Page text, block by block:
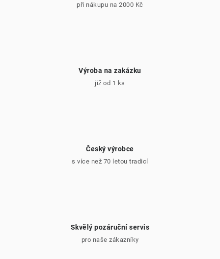
při nákupu na 2000 Kč
Výroba na zakázku
již od 1 ks
Český výrobce
s více než 70 letou tradicí
Skvělý pozáruční servis
pro naše zákazníky